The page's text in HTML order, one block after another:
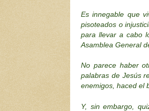
Es innegable que
pisoteados o
para llevar a cabo
Asamblea General
No parece haber
palabras de Jesús
enemigos, haced el
Y, sin embargo,